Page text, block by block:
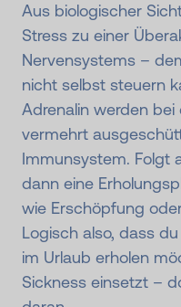
Aus biologischer
Stress zu einer
Nervensystems –
nicht selbst steuern
Adrenalin werden
vermehrt
Immunsystem. Folgt
dann eine
wie Erschöpfung
Logisch also, dass
im Urlaub erholen
Sickness einsetzt –